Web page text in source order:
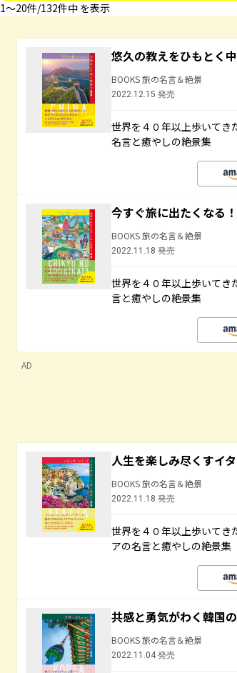
1〜20件/132件中 を表示
悠久の教えをひもとく
BOOKS 旅の名言＆絶景
2022.12.15 発売
世界を４０年以上歩いてき
名言と癒やしの絶景集
今すぐ旅に出たくなる
BOOKS 旅の名言＆絶景
2022.11.18 発売
世界を４０年以上歩いてき
言と癒やしの絶景集
AD
人生を楽しみ尽くすイ
BOOKS 旅の名言＆絶景
2022.11.18 発売
世界を４０年以上歩いてき
アの名言と癒やしの絶景集
共感と勇気がわく韓国
BOOKS 旅の名言＆絶景
2022.11.04 発売